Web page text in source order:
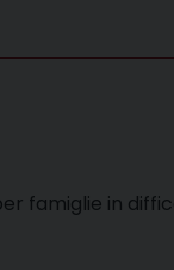
in